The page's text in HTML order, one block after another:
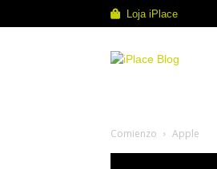
Loja iPlace
Comienzo Apple